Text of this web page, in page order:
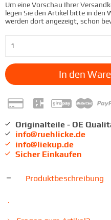
Um eine Vorschau Ihrer
legen Sie den Artikel bitte in den
werden dort angezeigt, schon
In den
Originalteile - OE
info@ruehlicke.de
info@liekup.de
Sicher Einkaufen
Produktbeschreibung
.